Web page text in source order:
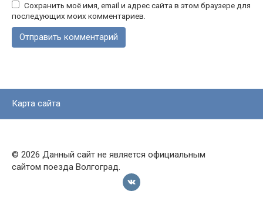
Сохранить моё имя, email и адрес сайта в этом браузере для
последующих моих комментариев.
Карта сайта
© 2026 Данный сайт не является официальным
сайтом поезда Волгоград.